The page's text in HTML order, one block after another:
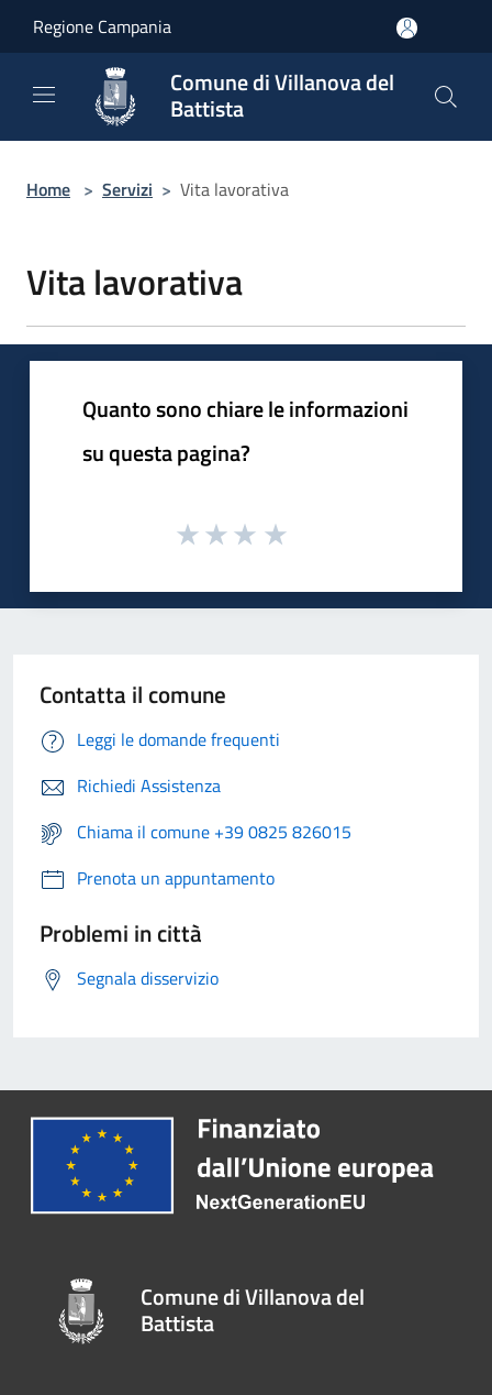
Regione Campania
Comune di Villanova del
Battista
Home > Servizi > Vita lavorativa
Vita lavorativa
Quanto sono chiare le informazioni
su questa pagina?
Contatta il comune
Leggi le domande frequenti
Richiedi Assistenza
Chiama il comune +39 0825 826015
Prenota un appuntamento
Problemi in città
Segnala disservizio
Comune di Villanova del
Battista